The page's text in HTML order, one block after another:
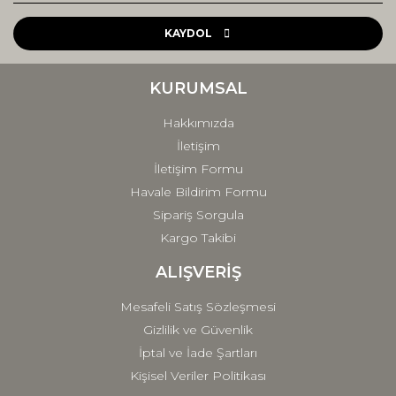
Ürün resmi kalitesiz, bozuk veya görüntülenemiyor.
Ürün açıklamasında eksik bilgiler bulunuyor.
Ürün fiyatı diğer sitelerden daha pahalı.
Gönder
KAYDOL
KURUMSAL
Hakkımızda
İletişim
İletişim Formu
Havale Bildirim Formu
Sipariş Sorgula
Kargo Takibi
ALIŞVERİŞ
Mesafeli Satış Sözleşmesi
Gizlilik ve Güvenlik
İptal ve İade Şartları
Kişisel Veriler Politikası